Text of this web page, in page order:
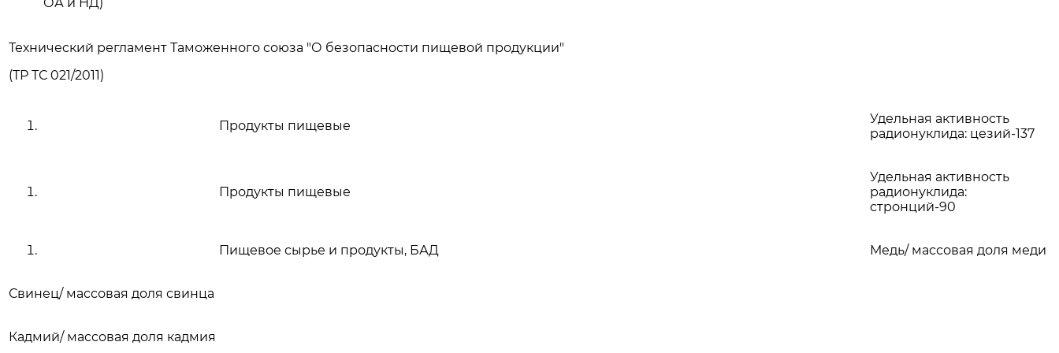
Технический регламент Таможенного союза "О безопасности пищевой продукции"
(ТР ТС 021/2011)
Продукты пищевые
Удельная активность
радионуклида: цезий-137
Продукты пищевые
Удельная активность
радионуклида:
стронций-90
Пищевое сырье и продукты, БАД Медь/ массовая доля меди
Свинец/ массовая доля свинца
Кадмий/ массовая доля кадмия